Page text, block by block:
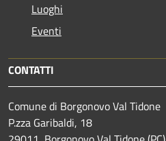
Luoghi
Eventi
CONTATTI
Comune di Borgonovo Val Tidone
P.zza Garibaldi, 18